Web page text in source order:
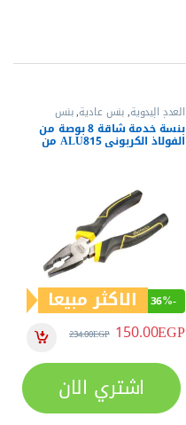
العدد اليدوية,بنس عادية,بنس
وقصافات بنسة خدمة شاقة 8 بوصة من
الفولاذ الكربوني ALU815 من
اويوس
-
36% الاكثر مبيعا
150.00EGP
234.00EGP
اشتري الان